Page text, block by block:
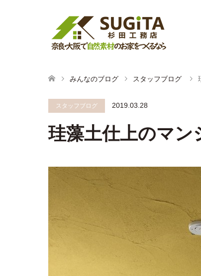
みんなのブログ スタッフブログ
スタッフブログ 2019.03.28
珪藻土仕上のマン